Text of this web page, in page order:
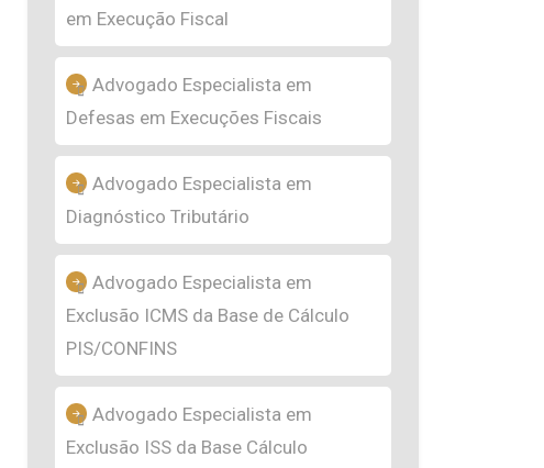
em Execução Fiscal
Advogado Especialista em
Defesas em Execuções Fiscais
Advogado Especialista em
Diagnóstico Tributário
Advogado Especialista em
Exclusão ICMS da Base de Cálculo
PIS/CONFINS
Advogado Especialista em
Exclusão ISS da Base Cálculo